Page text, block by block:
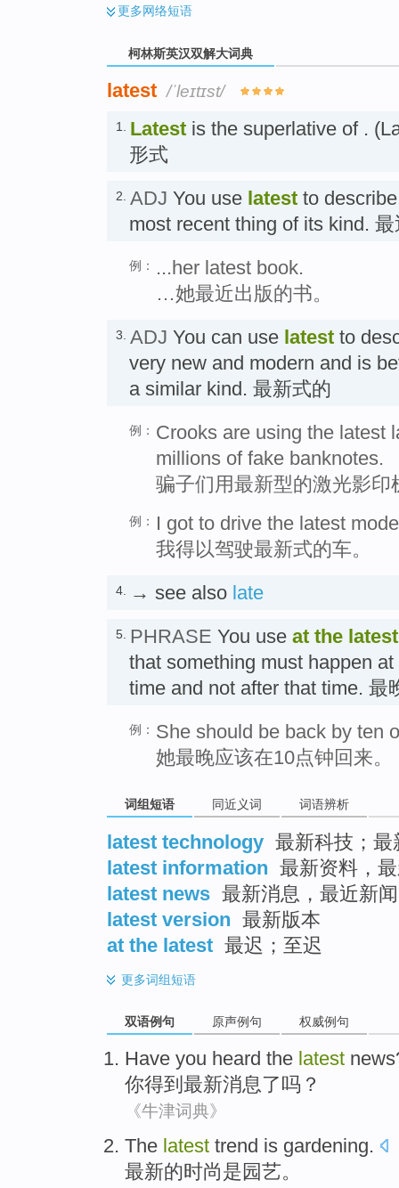
更多网络短语
柯林斯英汉双解大词典
latest /ˈleɪtɪst/
1. Latest is the superlative of .
形式
2. ADJ You use latest to
most recent thing of its kind.
例：
...her latest book.
…她最近出版的书。
3. ADJ You can use latest to
very new and modern and is
a similar kind. 最新式的
例： Crooks are using the latest
millions of fake banknotes.
骗子们用最新型的激光影
例：
I got to drive the latest
我得以驾驶最新式的车。
4. → see also late
5. PHRASE You use at the latest
that something must happen
time and not after that time. 最
例： She should be back by ten
她最晚应该在10点钟回来。
词组短语 同近义词 词语辨析
latest technology 最新科技；最
latest information 最新资料，
latest news 最新消息，最近新闻
latest version 最新版本
at the latest 最迟；至迟
更多词组短语
双语例句 原声例句 权威例句
Have you heard the latest news
你得到 最新消息了吗？
《牛津词典》
The latest trend is gardening.
最新的时尚是 园艺。